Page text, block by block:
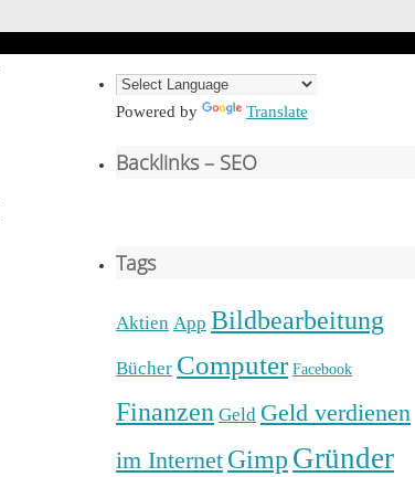
Powered by Translate
Backlinks – SEO
Tags
Aktien App Bildbearbeitung
Bücher Computer Facebook
Finanzen Geld Geld verdienen
im Internet Gimp Gründer